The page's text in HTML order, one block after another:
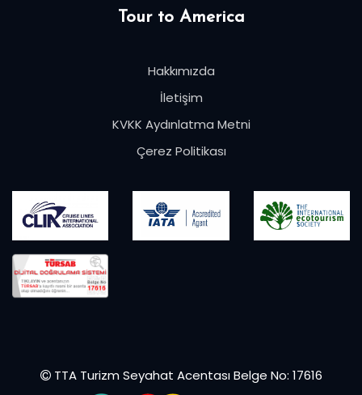
Tour to America
Hakkımızda
İletişim
KVKK Aydınlatma Metni
Çerez Politikası
TTA Turizm Seyahat Acentası Belge No: 17616